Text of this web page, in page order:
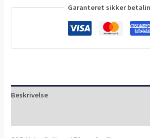
Garanteret sikker
Beskrivelse